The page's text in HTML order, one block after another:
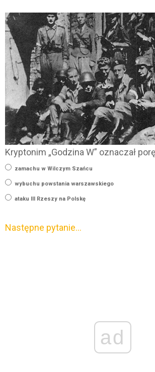
Kryptonim „Godzina W” oznaczał
zamachu w Wilczym Szańcu
wybuchu powstania warszawskiego
ataku III Rzeszy na Polskę
Następne pytanie…
ad